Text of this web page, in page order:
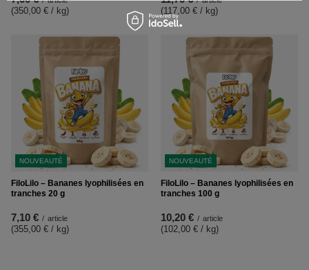
(350,00 € / kg) (117,00 € / kg)
NOUVEAUTÉ
FiloLilo – Bananes lyophilisées en
tranches 20 g
7,10 € / article
(355,00 € / kg)
NOUVEAUTÉ
FiloLilo – Bananes lyophilisées en
tranches 100 g
10,20 € / article
(102,00 € / kg)